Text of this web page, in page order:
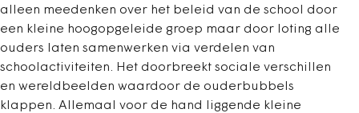
alleen meedenken over het beleid van de school door
een kleine hoogopgeleide groep maar door loting alle
ouders laten samenwerken via verdelen van
schoolactiviteiten. Het doorbreekt sociale verschillen
en wereldbeelden waardoor de ouderbubbels
klappen. Allemaal voor de hand liggende kleine